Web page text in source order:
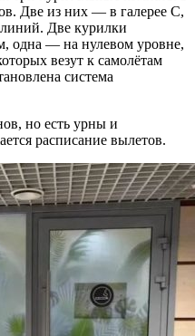
Две из них — в галерее С,
Две курилки
одна — на нулевом уровне,
везут к самолётам
система
но есть урны и
расписание вылетов.